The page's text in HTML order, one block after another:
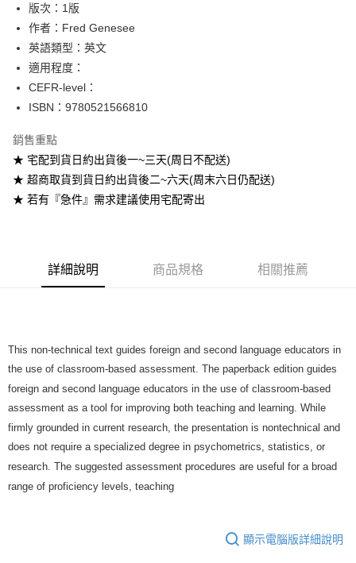
運送方式
每筆NT$60
付款後全家取貨
每筆NT$60
7-11取貨付款
每筆NT$60
付款後7-11取貨
每筆NT$100
版次：1版
作者：Fred Genesee
英語類型：英文
適用程度：
CEFR-level：
ISBN：9780521566810
銷售重點
★ 宅配到貨日約出貨後一~三天(周日不配送)
★ 超商取貨到貨日約出貨後二~六天(周末六日仍配送)
★ 若有『急件』需求建議使用宅配寄出
詳細說明 商品規格 相關推薦
This non-technical text guides foreign and second language educators in
the use of classroom-based assessment. The paperback edition guides
foreign and second language educators in the use of classroom-based
assessment as a tool for improving both teaching and learning. While
firmly grounded in current research, the presentation is nontechnical and
does not require a specialized degree in psychometrics, statistics, or
research. The suggested assessment procedures are useful for a broad
range of proficiency levels, teaching
顯示電腦版詳細說明